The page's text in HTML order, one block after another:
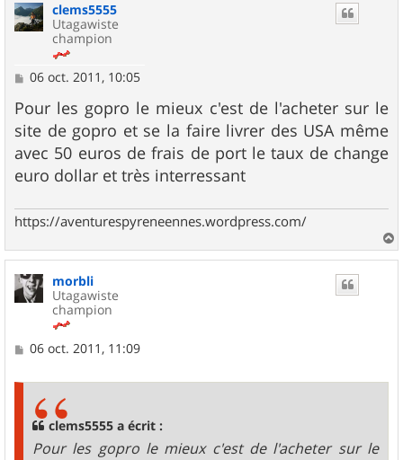
clems5555
Utagawiste
champion
M
s
s
a
g
e
06 oct. 2011, 10:05
Pour les gopro le mieux c'est de l'acheter sur le
site de gopro et se la faire livrer des USA même
avec 50 euros de frais de port le taux de change
euro dollar et très interressant
https://aventurespyreneennes.wordpress.com/
a
morbli
Utagawiste
champion
M
06 oct. 2011, 11:09
clems5555 a écrit :
Pour les gopro le mieux c'est de l'acheter sur le